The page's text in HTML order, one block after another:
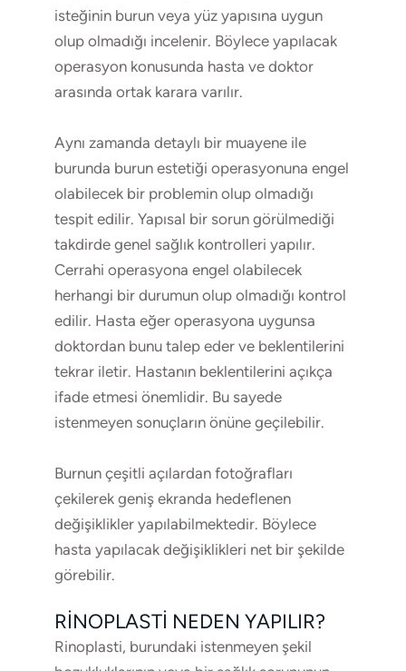
isteğinin burun veya yüz yapısına uygun
olup olmadığı incelenir. Böylece yapılacak
operasyon konusunda hasta ve doktor
arasında ortak karara varılır.
Aynı zamanda detaylı bir muayene ile
burunda burun estetiği operasyonuna engel
olabilecek bir problemin olup olmadığı
tespit edilir. Yapısal bir sorun görülmediği
takdirde genel sağlık kontrolleri yapılır.
Cerrahi operasyona engel olabilecek
herhangi bir durumun olup olmadığı kontrol
edilir. Hasta eğer operasyona uygunsa
doktordan bunu talep eder ve beklentilerini
tekrar iletir. Hastanın beklentilerini açıkça
ifade etmesi önemlidir. Bu sayede
istenmeyen sonuçların önüne geçilebilir.
Burnun çeşitli açılardan fotoğrafları
çekilerek geniş ekranda hedeflenen
değişiklikler yapılabilmektedir. Böylece
hasta yapılacak değişiklikleri net bir şekilde
görebilir.
RINOPLASTI NEDEN YAPILIR?
Rinoplasti, burundaki istenmeyen şekil